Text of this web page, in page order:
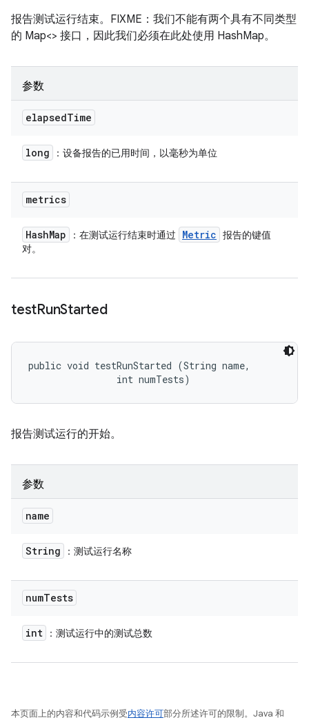
报告测试运行结束。FIXME：我们不能有两个具有不同类型
的 Map<> 接口，因此我们必须在此处使用 HashMap。
参数
elapsedTime
long ：设备报告的已用时间，以毫秒为单位
metrics
HashMap ：在测试运行结束时通过 Metric 报告的键值
对。
testRunStarted
public void testRunStarted (String name,
                int numTests)
报告测试运行的开始。
参数
name
String ：测试运行名称
numTests
int ：测试运行中的测试总数
本页面上的内容和代码示例受内容许可部分所述许可的限制。Java 和